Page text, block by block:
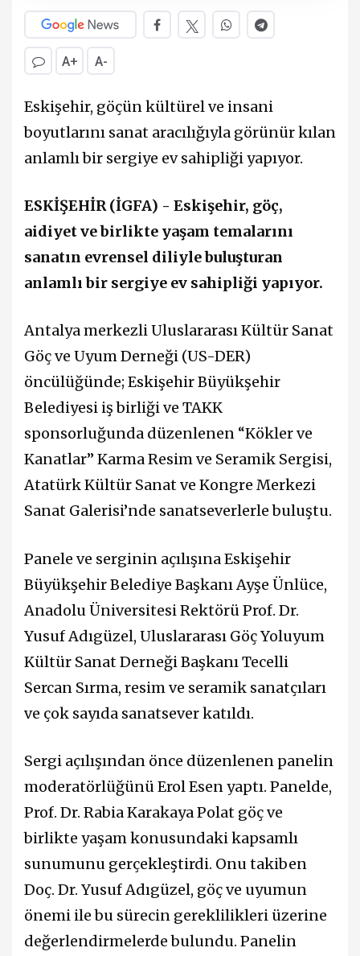
A+ A-
Eskişehir, göçün kültürel ve insani
boyutlarını sanat aracılığıyla görünür kılan
anlamlı bir sergiye ev sahipliği yapıyor.
ESKİŞEHİR (İGFA) - Eskişehir, göç,
aidiyet ve birlikte yaşam temalarını
sanatın evrensel diliyle buluşturan
anlamlı bir sergiye ev sahipliği yapıyor.
Antalya merkezli Uluslararası Kültür Sanat
Göç ve Uyum Derneği (US-DER)
öncülüğünde; Eskişehir Büyükşehir
Belediyesi iş birliği ve TAKK
sponsorluğunda düzenlenen “Kökler ve
Kanatlar” Karma Resim ve Seramik Sergisi,
Atatürk Kültür Sanat ve Kongre Merkezi
Sanat Galerisi’nde sanatseverlerle buluştu.
Panele ve serginin açılışına Eskişehir
Büyükşehir Belediye Başkanı Ayşe Ünlüce,
Anadolu Üniversitesi Rektörü Prof. Dr.
Yusuf Adıgüzel, Uluslararası Göç Yoluyum
Kültür Sanat Derneği Başkanı Tecelli
Sercan Sırma, resim ve seramik sanatçıları
ve çok sayıda sanatsever katıldı.
Sergi açılışından önce düzenlenen panelin
moderatörlüğünü Erol Esen yaptı. Panelde,
Prof. Dr. Rabia Karakaya Polat göç ve
birlikte yaşam konusundaki kapsamlı
sunumunu gerçekleştirdi. Onu takiben
Doç. Dr. Yusuf Adıgüzel, göç ve uyumun
önemi ile bu sürecin gereklilikleri üzerine
değerlendirmelerde bulundu. Panelin